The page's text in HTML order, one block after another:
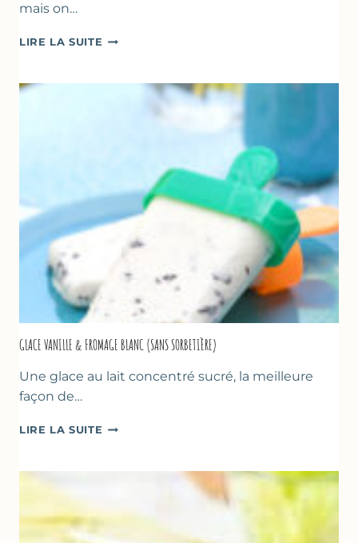
mais on…
LIRE LA SUITE COMME
À
COURGETTE…
GLACE VANILLE & FROMAGE BLANC (SANS SORBETIÈRE)
Une glace au lait concentré sucré, la meilleure
façon de…
LIRE LA SUITE GLACE